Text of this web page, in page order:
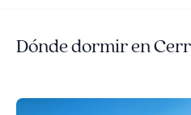
Dónde dormir en